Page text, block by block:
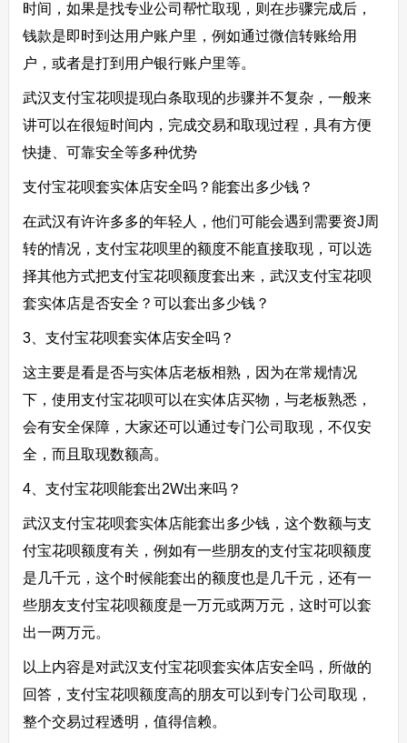
时间，如果是找专业公司帮忙取现，则在步骤完成后，
钱款是即时到达用户账户里，例如通过微信转账给用
户，或者是打到用户银行账户里等。
武汉支付宝花呗提现白条取现的步骤并不复杂，一般来
讲可以在很短时间内，完成交易和取现过程，具有方便
快捷、可靠安全等多种优势
支付宝花呗套实体店安全吗？能套出多少钱？
在武汉有许许多多的年轻人，他们可能会遇到需要资J周
转的情况，支付宝花呗里的额度不能直接取现，可以选
择其他方式把支付宝花呗额度套出来，武汉支付宝花呗
套实体店是否安全？可以套出多少钱？
3、支付宝花呗套实体店安全吗？
这主要是看是否与实体店老板相熟，因为在常规情况
下，使用支付宝花呗可以在实体店买物，与老板熟悉，
会有安全保障，大家还可以通过专门公司取现，不仅安
全，而且取现数额高。
4、支付宝花呗能套出2W出来吗？
武汉支付宝花呗套实体店能套出多少钱，这个数额与支
付宝花呗额度有关，例如有一些朋友的支付宝花呗额度
是几千元，这个时候能套出的额度也是几千元，还有一
些朋友支付宝花呗额度是一万元或两万元，这时可以套
出一两万元。
以上内容是对武汉支付宝花呗套实体店安全吗，所做的
回答，支付宝花呗额度高的朋友可以到专门公司取现，
整个交易过程透明，值得信赖。